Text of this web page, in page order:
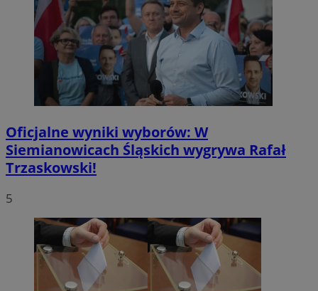
Oficjalne wyniki wyborów: W
Siemianowicach Śląskich wygrywa Rafał
Trzaskowski!
5